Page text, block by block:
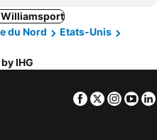
Williamsport
du Nord
Etats-Unis
IHG
Facebook
Twitter